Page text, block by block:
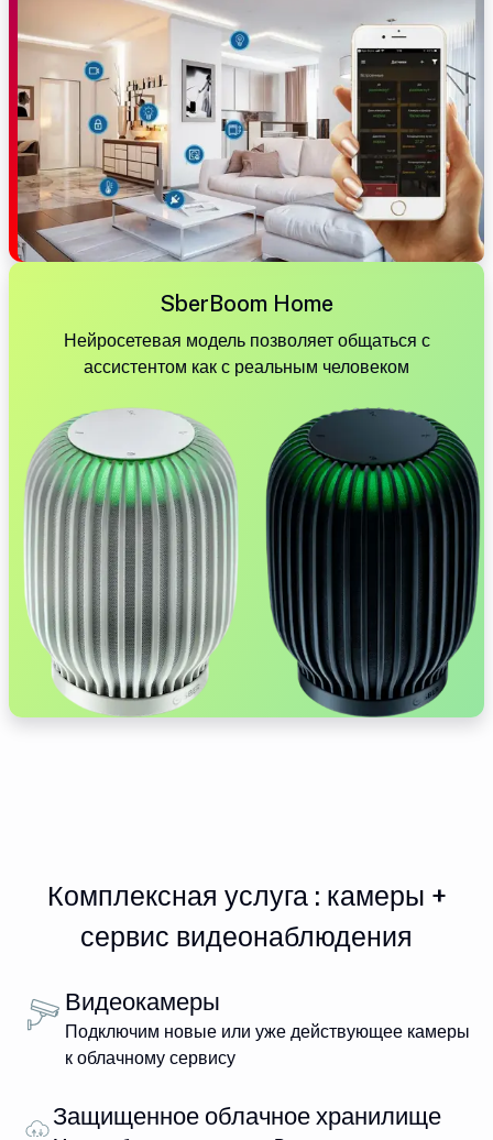
SberBoom Home
Нейросетевая модель позволяет общаться с
ассистентом как с реальным человеком
Комплексная услуга : камеры +
сервис видеонаблюдения
Видеокамеры
Подключим новые или уже действующее камеры
к облачному сервису
Защищенное облачное хранилище